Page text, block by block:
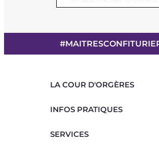
LA COUR D'ORGÈRES
INFOS PRATIQUES
SERVICES